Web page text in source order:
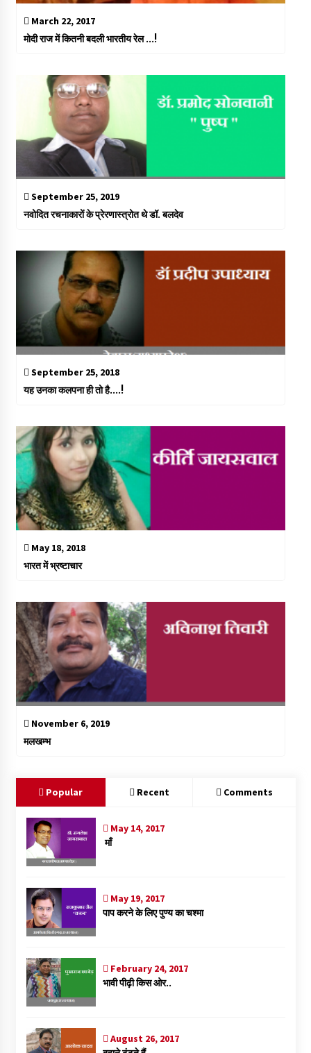
March 22, 2017
मोदी राज में कितनी बदली भारतीय रेल …!
September 25, 2019
नवोदित रचनाकारों के प्रेरणास्त्रोत थे डॉ. बलदेव
September 25, 2018
यह उनका कलपना ही तो है….!
May 18, 2018
भारत में भ्रष्टाचार
November 6, 2019
मलखम्भ
Popular Recent Comments
May 14, 2017
माँ
May 19, 2017
पाप करने के लिए पुण्य का चश्मा
February 24, 2017
भावी पीढ़ी किस ओर..
August 26, 2017